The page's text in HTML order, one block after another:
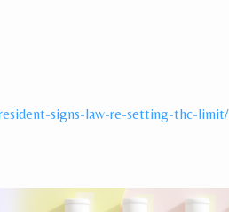
signs-law-re-setting-thc-limit/